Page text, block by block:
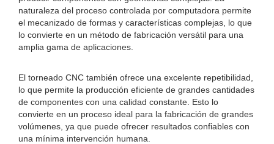
naturaleza del proceso controlada por computadora permite
el mecanizado de formas y características complejas, lo que
lo convierte en un método de fabricación versátil para una
amplia gama de aplicaciones.
El torneado CNC también ofrece una excelente repetibilidad,
lo que permite la producción eficiente de grandes cantidades
de componentes con una calidad constante. Esto lo
convierte en un proceso ideal para la fabricación de grandes
volúmenes, ya que puede ofrecer resultados confiables con
una mínima intervención humana.